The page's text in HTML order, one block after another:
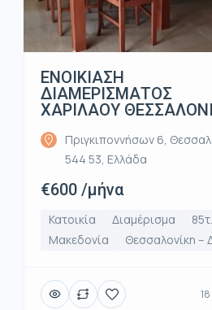
ΕΝΟΙΚΙΑΣΗ
ΔΙΑΜΕΡΙΣΜΑΤΟΣ
ΧΑΡΙΛΑΟΥ
Πριγκιποννήσων 6,
544 53, Ελλάδα
€600 /μήνα
Κατοικία Διαμέρισμα
Μακεδονία
Θεσσαλονίκη –